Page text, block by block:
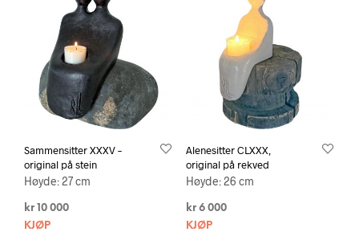
Sammensitter XXXV –
original på stein
Høyde: 27 cm
kr 10 000
KJØP
Alenesitter CLXXX,
original på rekved
Høyde: 26 cm
kr6 000
KJØP